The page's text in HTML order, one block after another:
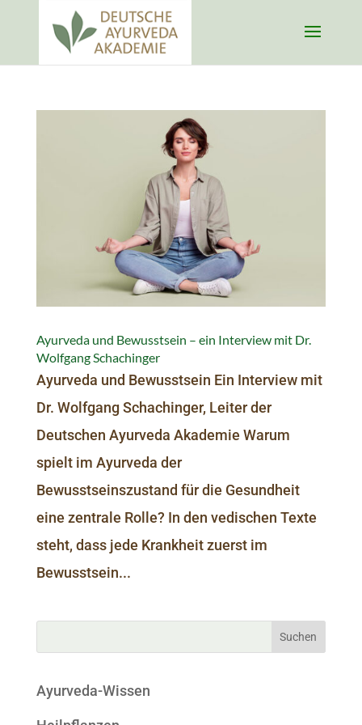
Ayurveda und Bewusstsein – ein Interview mit Dr.
Wolfgang Schachinger
Ayurveda und Bewusstsein Ein Interview mit
Dr. Wolfgang Schachinger, Leiter der
Deutschen Ayurveda Akademie Warum
spielt im Ayurveda der
Bewusstseinszustand für die Gesundheit
eine zentrale Rolle? In den vedischen Texte
steht, dass jede Krankheit zuerst im
Bewusstsein...
Ayurveda-Wissen